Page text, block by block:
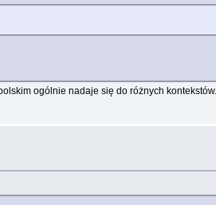
ogólnie nadaje się do różnych kontekstów.